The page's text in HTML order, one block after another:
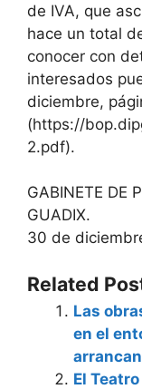
de IVA, que
hace un total
conocer con
interesados
diciembre,
(https://
2.pdf).
GABINETE DE
GUADIX.
30 de
Related
Las
en el
El